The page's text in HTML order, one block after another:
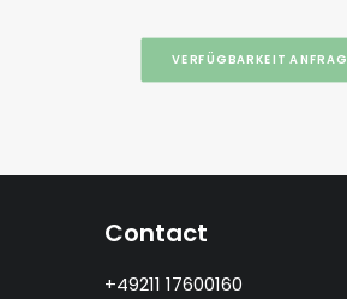
VERFÜGBARKEIT
Contact
+49211 17600160